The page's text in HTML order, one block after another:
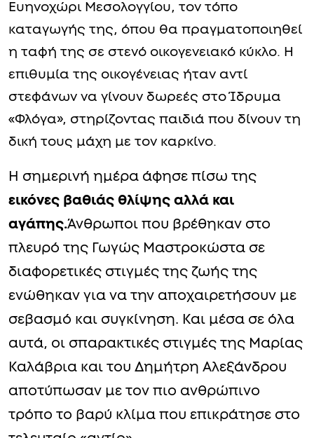
Ευηνοχώρι Μεσολογγίου, τον τόπο
καταγωγής της, όπου θα πραγματοποιηθεί
η ταφή της σε στενό οικογενειακό κύκλο. Η
επιθυμία της οικογένειας ήταν αντί
στεφάνων να γίνουν δωρεές στο Ίδρυμα
«Φλόγα», στηρίζοντας παιδιά που δίνουν τη
δική τους μάχη με τον καρκίνο.
Η σημερινή ημέρα άφησε πίσω της
εικόνες βαθιάς θλίψης αλλά και
αγάπης.Άνθρωποι που βρέθηκαν στο
πλευρό της Γωγώς Μαστροκώστα σε
διαφορετικές στιγμές της ζωής της
ενώθηκαν για να την αποχαιρετήσουν με
σεβασμό και συγκίνηση. Και μέσα σε όλα
αυτά, οι σπαρακτικές στιγμές της Μαρίας
Καλάβρια και του Δημήτρη Αλεξάνδρου
αποτύπωσαν με τον πιο ανθρώπινο
τρόπο το βαρύ κλίμα που επικράτησε στο